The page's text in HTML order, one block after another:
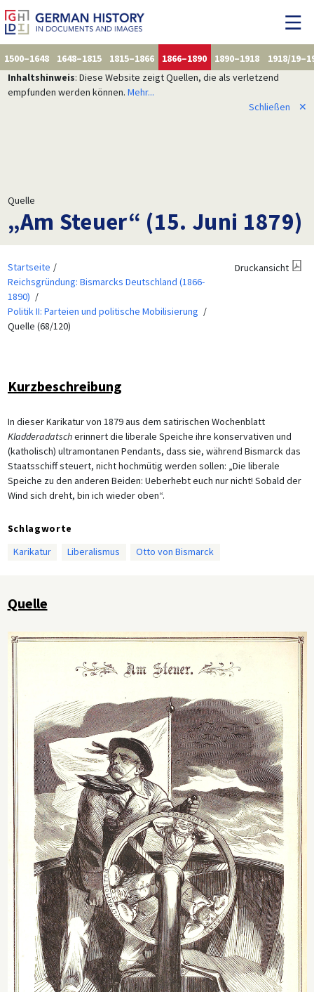
1500–1648 1648–1815 1815–1866 1866–1890 1890–1918
1918/
Inhaltshinweis: Diese Website zeigt Quellen, die als verletzend
empfunden werden können. Mehr...
Schließen
✕
Quelle
„Am Steuer“ (15. Juni 1879)
Startseite
Reichsgründung: Bismarcks Deutschland (1866-
1890)
Politik II: Parteien und politische Mobilisierung
Quelle (68/120)
Druckansicht
Kurzbeschreibung
In dieser Karikatur von 1879 aus dem satirischen Wochenblatt
Kladderadatscherinnert die liberale Speiche ihre konservativen und
(katholisch) ultramontanen Pendants, dass sie, während Bismarck das
Staatsschiff steuert, nicht hochmütig werden sollen: „Die liberale
Speiche zu den anderen Beiden: Ueberhebt euch nur nicht! Sobald der
Wind sich dreht, bin ich wieder oben“.
Schlagworte
Karikatur
Liberalismus Otto von Bismarck
Quelle